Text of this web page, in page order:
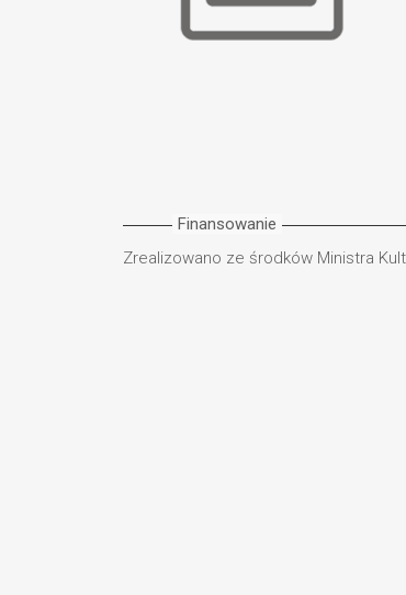
Finansowanie
Zrealizowano ze środków Ministra